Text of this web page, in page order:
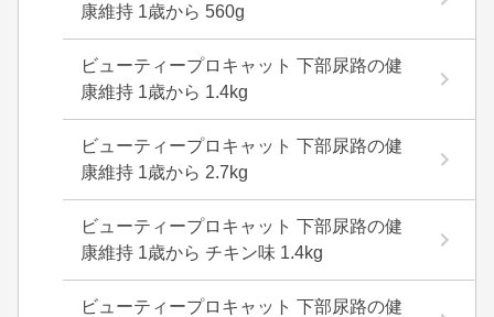
康維持 1歳から 560g
ビューティープロキャット 下部尿路の健
康維持 1歳から 1.4kg
ビューティープロキャット 下部尿路の健
康維持 1歳から 2.7kg
ビューティープロキャット 下部尿路の健
康維持 1歳から チキン味 1.4kg
ビューティープロキャット 下部尿路の健